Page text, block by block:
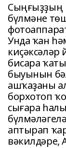
Сыңғыҙҙың
бүлмәне
Унда ҡан
бисара
быуынын
ашҡаҙаны
борхотоп
сығара
аптырап
вәкилдәре,